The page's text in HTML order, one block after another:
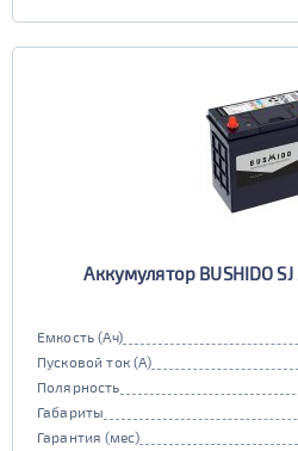
Аккумулятор BUSHIDO
Емкость (Ач)
Пусковой ток (А)
Полярность
Габариты
Гарантия (мес)